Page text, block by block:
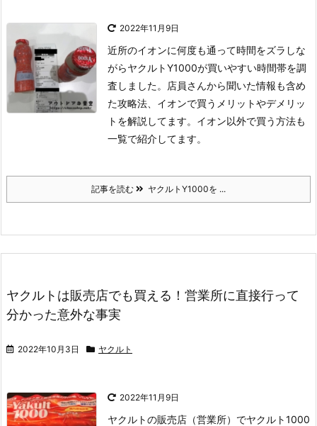
2022年11月9日
近所のイオンに何度も通って時間をズラしな
がらヤクルトY1000が買いやすい時間帯を調
査しました。店員さんから聞いた情報も含め
た攻略法、イオンで買うメリットやデメリッ
トを解説してます。イオン以外で買う方法も
一覧で紹介してます。
記事を読む ヤクルトY1000を ...
ヤクルトは販売店でも買える！営業所に直接行って
分かった意外な事実
2022年10月3日 ヤクルト
2022年11月9日
ヤクルトの販売店（営業所）でヤクルト1000